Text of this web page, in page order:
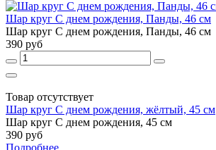
Шар круг С днем рождения, Панды, 46 см
Шар круг С днем рождения, Панды, 46 см
390 руб
Товар отсутствует
Шар круг С днем рождения, жёлтый, 45 см
Шар круг С днем рождения, 45 см
390 руб
Подробнее